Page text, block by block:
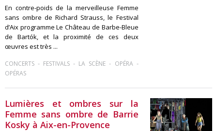
En contre-poids de la merveilleuse Femme
sans ombre de Richard Strauss, le Festival
d’Aix programme Le Château de Barbe-Bleue
de Bartók, et la proximité de ces deux
œuvres est très ...
CONCERTS - FESTIVALS - LA SCÈNE - OPÉRA-
OPÉRAS
Lumières et ombres sur la
Femme sans ombre de Barrie
Kosky à Aix-en-Provence